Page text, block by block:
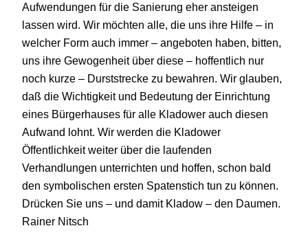
Aufwendungen für die Sanierung eher ansteigen
lassen wird. Wir möchten alle, die uns ihre Hilfe – in
welcher Form auch immer – angeboten haben, bitten,
uns ihre Gewogenheit über diese – hoffentlich nur
noch kurze – Durststrecke zu bewahren. Wir glauben,
daß die Wichtigkeit und Bedeutung der Einrichtung
eines Bürgerhauses für alle Kladower auch diesen
Aufwand lohnt. Wir werden die Kladower
Öffentlichkeit weiter über die laufenden
Verhandlungen unterrichten und hoffen, schon bald
den symbolischen ersten Spatenstich tun zu können.
Drücken Sie uns – und damit Kladow – den Daumen.
Rainer Nitsch